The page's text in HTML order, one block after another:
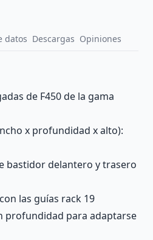
datos Descargas Opiniones
de F450 de la gama
x profundidad x alto):
bastidor delantero y trasero
las guías rack 19
profundidad para adaptarse